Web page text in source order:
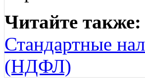
Читайте также:
Стандартные
(НДФЛ)